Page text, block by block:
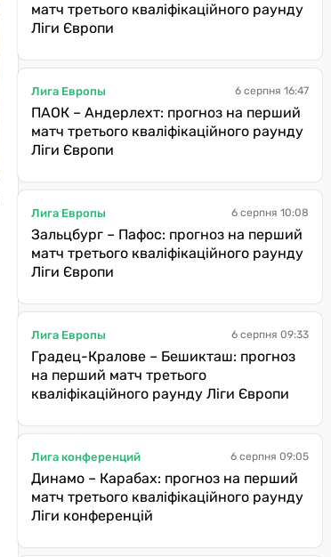
матч третього кваліфікаційного раунду
Ліги Європи
Лига Европы 6 серпня 16:47
ПАОК – Андерлехт: прогноз на перший
матч третього кваліфікаційного раунду
Ліги Європи
Лига Европы 6 серпня 10:08
Зальцбург – Пафос: прогноз на перший
матч третього кваліфікаційного раунду
Ліги Європи
Лига Европы 6 серпня 09:33
Градец-Кралове – Бешикташ: прогноз
на перший матч третього
кваліфікаційного раунду Ліги Європи
Лига конференций 6 серпня 09:05
Динамо – Карабах: прогноз на перший
матч третього кваліфікаційного раунду
Ліги конференцій